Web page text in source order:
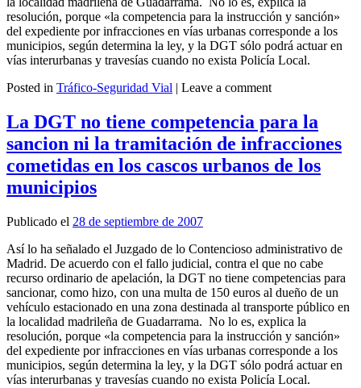
resolución, porque «la competencia para la instrucción y sanción»
del expediente por infracciones en vías urbanas corresponde a los
municipios, según determina la ley, y la DGT sólo podrá actuar en
vías interurbanas y travesías cuando no exista Policía Local.
Posted in Tráfico-Seguridad Vial | Leave a comment
La DGT no tiene competencia para la
sancion ni la tramitación de infracciones
cometidas en los cascos urbanos de los
municipios
Publicado el 28 de septiembre de 2007
Así lo ha señalado el Juzgado de lo Contencioso administrativo de
Madrid. De acuerdo con el fallo judicial, contra el que no cabe
recurso ordinario de apelación, la DGT no tiene competencias para
sancionar, como hizo, con una multa de 150 euros al dueño de un
vehículo estacionado en una zona destinada al transporte público en
la localidad madrileña de Guadarrama. No lo es, explica la
resolución, porque «la competencia para la instrucción y sanción»
del expediente por infracciones en vías urbanas corresponde a los
municipios, según determina la ley, y la DGT sólo podrá actuar en
vías interurbanas y travesías cuando no exista Policía Local.